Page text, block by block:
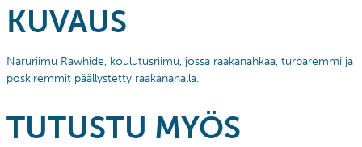
KUVAUS
Naruriimu Rawhide, koulutusriimu, jossa raakanahkaa, turparemmi ja
poskiremmit päällystetty raakanahalla.
TUTUSTU MYÖS